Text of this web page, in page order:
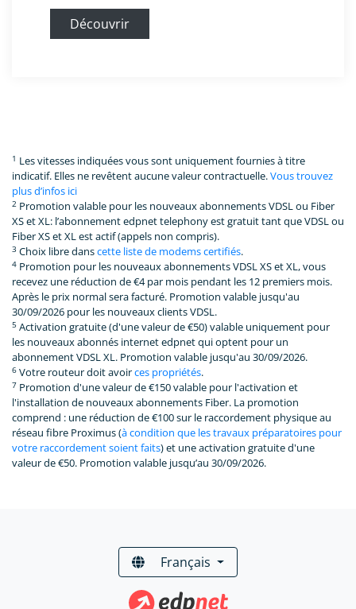
Découvrir
1 Les vitesses indiquées vous sont uniquement fournies à titre
indicatif. Elles ne revêtent aucune valeur contractuelle.Vous trouvez
plus d’infos ici
2 Promotion valable pour les nouveaux abonnements VDSL ou Fiber
XS et XL: l’abonnement edpnet telephony est gratuit tant que VDSL ou
Fiber XS et XL est actif (appels non compris).
3 Choix libre danscette liste de modems certifiés.
4 Promotion pour les nouveaux abonnements VDSL XS et XL, vous
recevez une réduction de €4 par mois pendant les 12 premiers mois.
Après le prix normal sera facturé. Promotion valable jusqu'au
30/09/2026 pour les nouveaux clients VDSL.
5 Activation gratuite (d'une valeur de €50) valable uniquement pour
les nouveaux abonnés internet edpnet qui optent pour un
abonnement VDSL XL. Promotion valable jusqu'au 30/09/2026.
6 Votre routeur doit avoirces propriétés.
7 Promotion d'une valeur de €150 valable pour l'activation et
l'installation de nouveaux abonnements Fiber. La promotion
comprend : une réduction de €100 sur le raccordement physique au
réseau fibre Proximus (à condition que les travaux préparatoires pour
votre raccordement soient faits) et une activation gratuite d'une
valeur de €50. Promotion valable jusqu’au 30/09/2026.
Français